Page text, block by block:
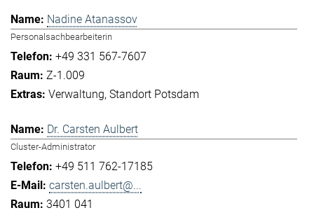
Nadine Atanassov
Personalsachbearbeiterin
+49 331 567-7607
Z-1.009
Verwaltung Standort Potsdam
Dr. Carsten Aulbert
Cluster-Administrator
+49 511 762-17185
carsten.aulbert@...
3401 041